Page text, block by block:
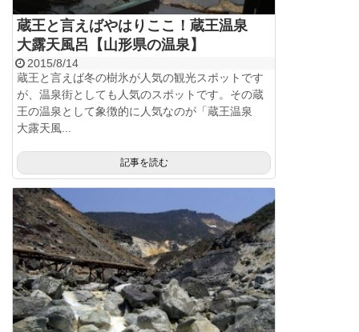
蔵王と言えばやはりここ！蔵王温泉
大露天風呂【山形県の温泉】
2015/8/14
蔵王と言えば冬の樹氷が人気の観光スポットです
が、温泉街としても人気のスポットです。その蔵
王の温泉として象徴的に人気なのが「蔵王温泉
大露天風...
記事を読む